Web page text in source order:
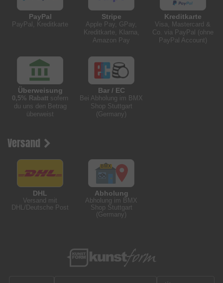
PayPal
PayPal, Kreditkarte
Stripe
Apple Pay, GPay,
Kreditkarte, Klarna,
Amazon Pay
Kreditkarte
Visa, Mastercard &
Co. via PayPal (ohne
PayPal Account)
Überweisung
0,5% Rabatt sofern
du uns den Betrag
überweist
Bar / EC
Bei Abholung im BMX
Shop Stuttgart
(Germany)
Versand
DHL
Versand mit
DHL/Deutsche Post
Abholung
Abholung im BMX
Shop Stuttgart
(Germany)